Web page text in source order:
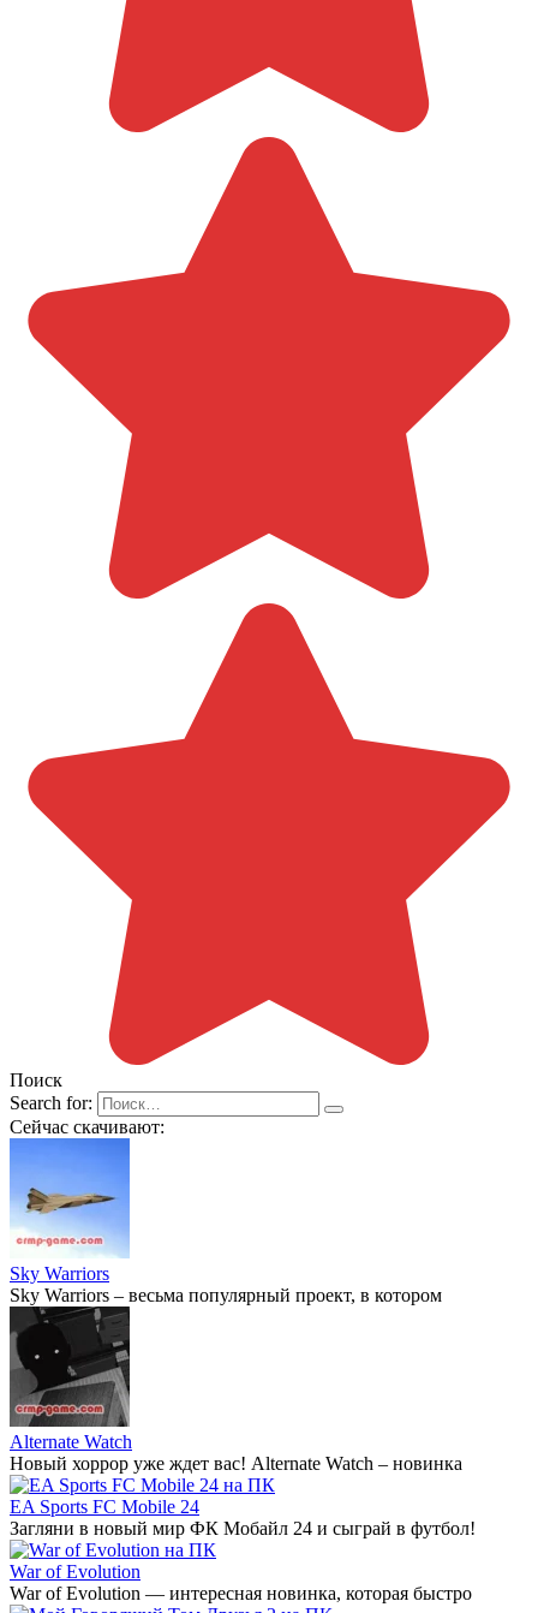
Поиск
Search for:
Сейчас скачивают:
Sky Warriors
Sky Warriors – весьма популярный проект, в котором
Alternate Watch
Новый хоррор уже ждет вас! Alternate Watch – новинка
EA Sports FC Mobile 24
Загляни в новый мир ФК Мобайл 24 и сыграй в футбол!
War of Evolution
War of Evolution — интересная новинка, которая быстро